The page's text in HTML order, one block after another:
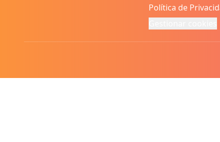
Política de